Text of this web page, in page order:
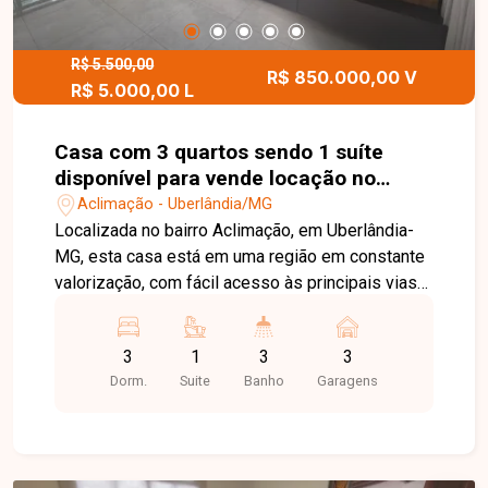
momentos de lazer e confraternização. O imóvel
possui acabamento em piso de granito,
agregando sofisticação, beleza e durabilidade
aos ambientes. Esta é uma excelente
segura e completa, com excelente área de lazer
e localização privilegiada no bairro Lídice.
Agende uma visita e venha conhecer todos os
detalhes deste imóvel.
R$ 5.500,00
R$ 5.000,00 L
R$ 850.000,00 V
Casa com 3 quartos sendo 1 suíte
disponível para vende locação no
bairro Aclimação em Uberlândia-MG
Aclimação - Uberlândia/MG
Localizada no bairro Aclimação, em Uberlândia-
MG, esta casa está em uma região em constante
valorização, com fácil acesso às principais vias
farmácias, comércios e diversos serviços,
proporcionando praticidade, conforto e qualidade
de vida. O imóvel conta com sala ampla para 02
3
Dorm.
1
Suite
3
Banho
3
Garagens